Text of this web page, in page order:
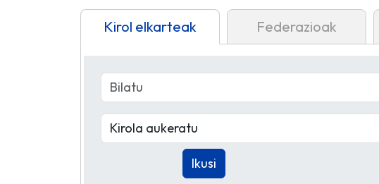
Kirol elkarteak Federazioak